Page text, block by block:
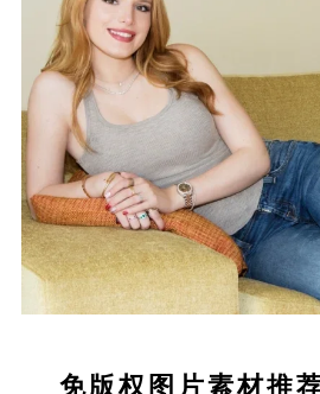
免版权图片素材推